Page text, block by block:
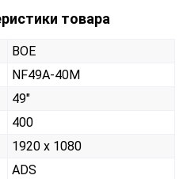
товара
BOE
NF49A-40M
49"
400
1920 x 1080
ADS